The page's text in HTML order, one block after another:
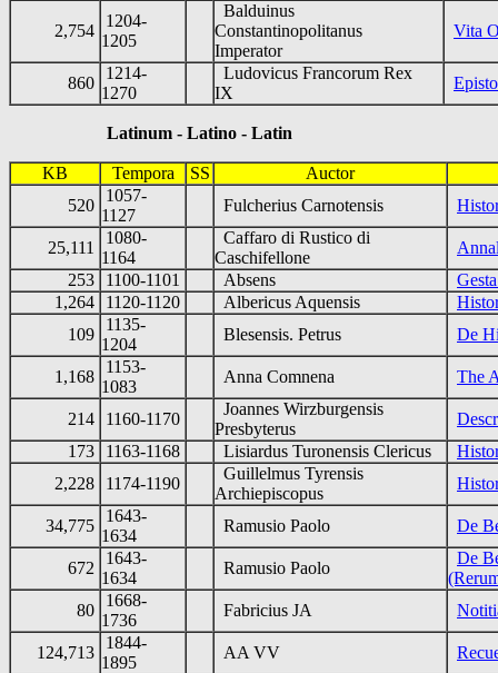
2,754
1204-
1205
Balduinus
Constantinopolitanus
Imperator
Vita
860
1214-
1270
Ludovicus Francorum Rex
IX
Latinum - Latino - Latin
KB Tempora SS
Auctor
520
1057-
1127
Fulcherius Carnotensis
25,111
1080-
1164
Caffaro di Rustico di
Caschifellone
253
1100-1101 Absens
1,264
1120-1120 Albericus Aquensis
109
1135-
1204
Blesensis. Petrus De
1,168
1153-
1083
Anna Comnena The
214 1160-1170
Joannes Wirzburgensis
Presbyterus
173
1163-1168 Lisiardus Turonensis Clericus
2,228
1174-1190
Guillelmus Tyrensis
Archiepiscopus
34,775
1643-
1634
Ramusio Paolo De
672
1643-
1634
Ramusio Paolo
De
80
1668-
1736
Fabricius JA
124,713
1844-
1895
AA VV